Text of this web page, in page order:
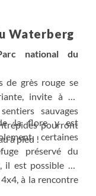
Waterberg
national du
de grès rouge se
invite à de
sauvages
pourront
à pied !
la flore y est
certaines
préservé du
il est possible de
à la rencontre